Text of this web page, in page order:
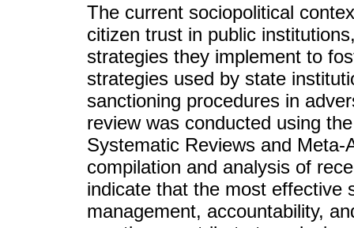
The current sociopolitical
citizen trust in public
strategies they implement to
strategies used by state
sanctioning procedures in
review was conducted using
Systematic Reviews and
compilation and analysis of
indicate that the most effective
management, accountability,